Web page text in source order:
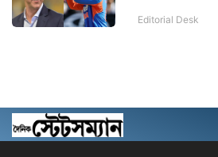
Editorial Desk